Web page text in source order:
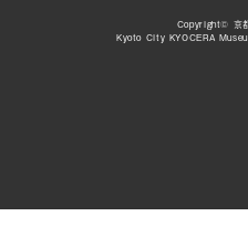
Copyright© 京
Kyoto City KYOCERA